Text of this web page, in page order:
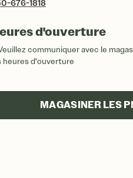
676-1818
d'ouverture
communiquer avec le
heures d'ouverture
MAGASINER LES